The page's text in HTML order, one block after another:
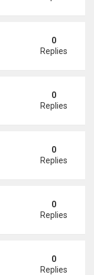
yêu thích nhất
0
Replies
lời đe dọa của
0
Replies
sống gần
0
Replies
Mỹ
0
Replies
0
Replies